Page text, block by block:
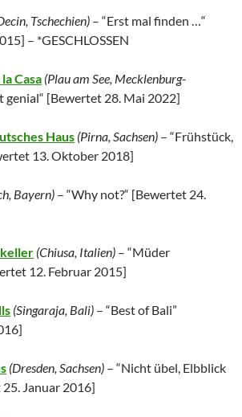
Tschechien) – “Erst mal finden …“
– *GESCHLOSSEN
Casa (Plau am See, Mecklenburg-
genial“ [Bewertet 28. Mai 2022]
Haus (Pirna, Sachsen) – “Frühstück,
13. Oktober 2018]
Bayern) – “Why not?“ [Bewertet 24.
(Chiusa, Italien) – “Müder
12. Februar 2015]
(Singaraja, Bali) – “Best of Bali”
]
(Dresden, Sachsen) – “Nicht übel, Elbblick
Januar 2016]